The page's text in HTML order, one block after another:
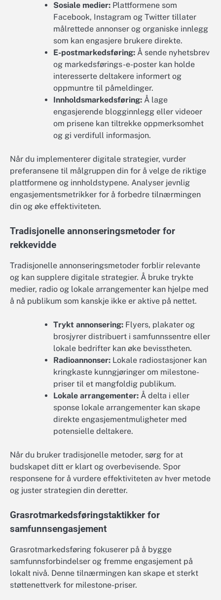
Sosiale medier: Plattformene som
Facebook, Instagram og Twitter tillater
målrettede annonser og organiske innlegg
som kan engasjere brukere direkte.
E-postmarkedsføring: Å sende nyhetsbrev
og markedsførings-e-poster kan holde
interesserte deltakere informert og
oppmuntre til påmeldinger.
Innholdsmarkedsføring: Å lage
engasjerende blogginnlegg eller videoer
om prisene kan tiltrekke oppmerksomhet
og gi verdifull informasjon.
Når du implementerer digitale strategier, vurder
preferansene til målgruppen din for å velge de riktige
plattformene og innholdstypene. Analyser jevnlig
engasjementsmetrikker for å forbedre tilnærmingen
din og øke effektiviteten.
Tradisjonelle annonseringsmetoder for
rekkevidde
Tradisjonelle annonseringsmetoder forblir relevante
og kan supplere digitale strategier. Å bruke trykte
medier, radio og lokale arrangementer kan hjelpe med
å nå publikum som kanskje ikke er aktive på nettet.
Trykt annonsering: Flyers, plakater og
brosjyrer distribuert i samfunnssentre eller
lokale bedrifter kan øke bevisstheten.
Radioannonser: Lokale radiostasjoner kan
kringkaste kunngjøringer om milestone-
priser til et mangfoldig publikum.
Lokale arrangementer: Å delta i eller
sponse lokale arrangementer kan skape
direkte engasjementmuligheter med
potensielle deltakere.
Når du bruker tradisjonelle metoder, sørg for at
budskapet ditt er klart og overbevisende. Spor
responsene for å vurdere effektiviteten av hver metode
og juster strategien din deretter.
Grasrotmarkedsføringstaktikker for
samfunnsengasjement
Grasrotmarkedsføring fokuserer på å bygge
samfunnsforbindelser og fremme engasjement på
lokalt nivå. Denne tilnærmingen kan skape et sterkt
støttenettverk for milestone-priser.